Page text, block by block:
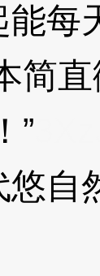
天
简
”